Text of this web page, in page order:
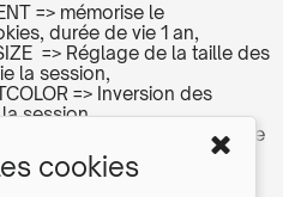
=> mémorise le
durée de vie 1 an,
=> Réglage de la taille des
la session,
=> Inversion des
session,
pour certains boutons de
session.
cookies